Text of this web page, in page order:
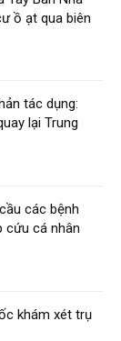
ồ ạt qua biên
tác dụng:
lại Trung
các bệnh
cứu cá nhân
khám xét trụ